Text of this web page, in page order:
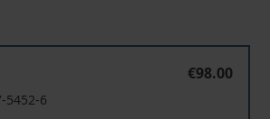
€98.00
5452-6